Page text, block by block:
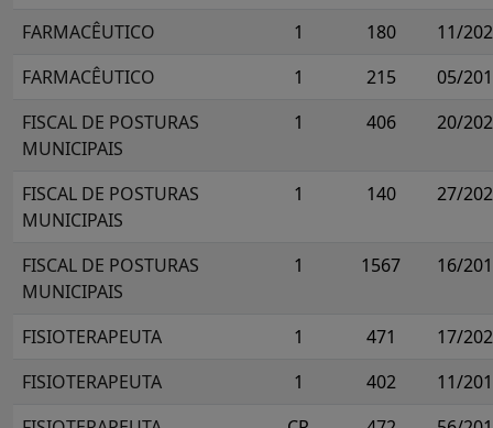
FARMACÊUTICO 1 180
11/
FARMACÊUTICO
1 215
05/
FISCAL DE POSTURAS
MUNICIPAIS
1 406 20/
FISCAL DE POSTURAS
MUNICIPAIS
1 140 27/
FISCAL DE POSTURAS
MUNICIPAIS
1 1567 16/
FISIOTERAPEUTA 1 471
17/
FISIOTERAPEUTA
1 402
11/